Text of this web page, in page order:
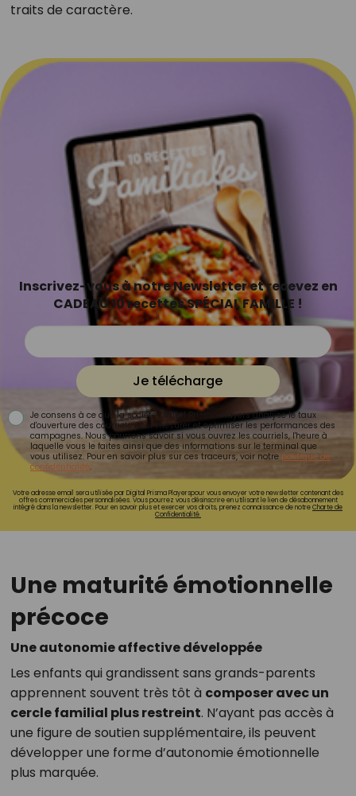
traits de caractère.
Inscrivez-vous à notre Newsletter et recevez en
CADEAU 10 recettes SPÉCIAL FAMILLE !
Je télécharge
Je consens à ce que la société Digital Prisma Players analyse le taux
d'ouverture des courriels pour mesurer et optimiser les performances des
campagnes. Nous pourrons savoir si vous ouvrez les courriels, l'heure à
laquelle vous le faites ainsi que des informations sur le terminal que
vous utilisez. Pour en savoir plus sur ces traceurs, voir notre politique de
confidentialité.
Votre adresse email sera utilisée par Digital Prisma Playerspour vous envoyer votre newsletter contenant des
offres commerciales personnalisées. Vous pourrez vous désinscrire en utilisant le lien de désabonnement
intégré dans la newsletter. Pour en savoir plus et exercer vos droits, prenez connaissance de notreCharte de
Confidentialité.
Une maturité émotionnelle
précoce
Une autonomie affective développée
Les enfants qui grandissent sans grands-parents
apprennent souvent très tôt à composer avec un
cercle familial plus restreint. N’ayant pas accès à
une figure de soutien supplémentaire, ils peuvent
développer une forme d’autonomie émotionnelle
plus marquée.